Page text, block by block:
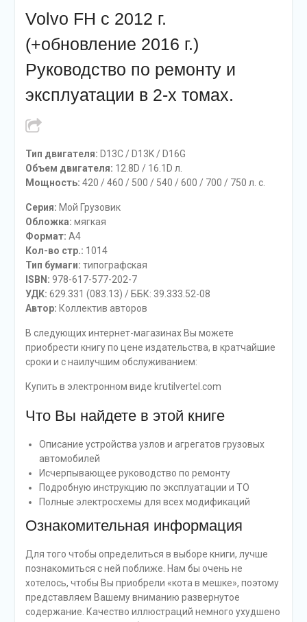
Volvo FH с 2012 г.
(+обновление 2016 г.)
Руководство по ремонту и
эксплуатации в 2-х томах.
Тип двигателя: D13C / D13K / D16G
Объем двигателя: 12.8D / 16.1D л.
Мощность: 420 / 460 / 500 / 540 / 600 / 700 / 750 л. с.
Серия: Мой Грузовик
Обложка: мягкая
Формат: A4
Кол-во стр.: 1014
Тип бумаги: типографская
ISBN: 978-617-577-202-7
УДК: 629.331 (083.13) / ББК: 39.333.52-08
Автор: Коллектив авторов
В следующих интернет-магазинах Вы можете
приобрести книгу по цене издательства, в кратчайшие
сроки и с наилучшим обслуживанием:
Купить в электронном виде krutilvertel.com
Что Вы найдете в этой книге
Описание устройства узлов и агрегатов грузовых
автомобилей
Исчерпывающее руководство по ремонту
Подробную инструкцию по эксплуатации и ТО
Полные электросхемы для всех модификаций
Ознакомительная информация
Для того чтобы определиться в выборе книги, лучше
познакомиться с ней поближе. Нам бы очень не
хотелось, чтобы Вы приобрели «кота в мешке», поэтому
представляем Вашему вниманию развернутое
содержание. Качество иллюстраций немного ухудшено